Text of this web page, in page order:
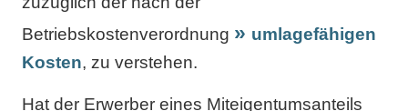
Betriebskostenverordnung
umlagefähigen
Kosten, zu verstehen.
Hat der Erwerber eines Miteigentumsanteils